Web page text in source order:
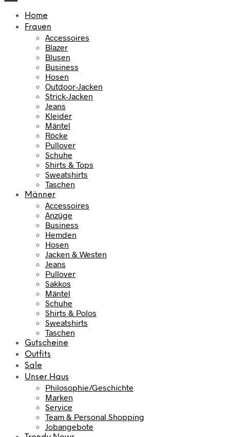
Home
Frauen
Accessoires
Blazer
Blusen
Business
Hosen
Outdoor-Jacken
Strick-Jacken
Jeans
Kleider
Mäntel
Röcke
Pullover
Schuhe
Shirts & Tops
Sweatshirts
Taschen
Männer
Accessoires
Anzüge
Business
Hemden
Hosen
Jacken & Westen
Jeans
Pullover
Sakkos
Mäntel
Schuhe
Shirts & Polos
Sweatshirts
Taschen
Gutscheine
Outfits
Sale
Unser Haus
Philosophie/Geschichte
Marken
Service
Team & Personal Shopping
Jobangebote